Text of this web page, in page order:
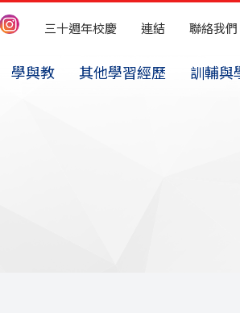
三十週年校慶 連結 聯絡我們
學與教 其他學習經歷 訓輔與